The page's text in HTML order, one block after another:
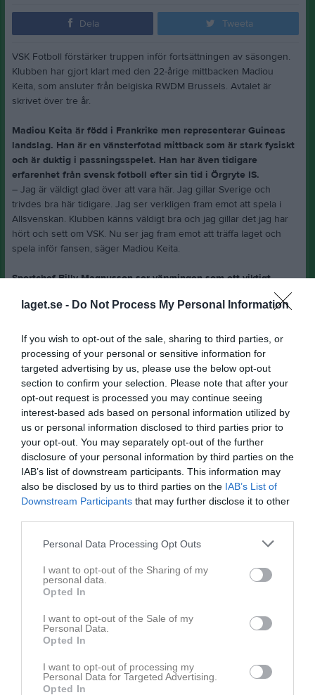
laget.se - Do Not Process My Personal Information
If you wish to opt-out of the sale, sharing to third parties, or
processing of your personal or sensitive information for
targeted advertising by us, please use the below opt-out
section to confirm your selection. Please note that after your
opt-out request is processed you may continue seeing
interest-based ads based on personal information utilized by
us or personal information disclosed to third parties prior to
your opt-out. You may separately opt-out of the further
disclosure of your personal information by third parties on the
IAB’s list of downstream participants. This information may
also be disclosed by us to third parties on the IAB’s List of
Downstream Participants that may further disclose it to other
Personal Data Processing Opt Outs
I want to opt-out of the Sharing of my
personal data.
Opted In
I want to opt-out of the Sale of my
Personal Data.
Opted In
I want to opt-out of processing my
Personal Data for Targeted Advertising.
Opted In
Dela Tweeta
VSK Fotboll förstärker truppen inför fortsättningen av säsongen.
Klubben har gjort klart med den 22-årige mittbacken Madiou
Keita, som ansluter från belgiska RWDM Brussels. Avtalet är
skrivet över tre år.
Madiou Keita är född i Frankrike men representerar Guineas
landslag. Han är en vänsterfotad mittback som är stark fysiskt
och är duktig i passningsspelet. Han har även tidigare
erfarenhet från svensk fotboll efter sin tid i Örgryte IS.
– Jag är väldigt glad över att vara här. Jag gillar Sverige och
trivdes bra här tidigare. Jag ser verkligen fram emot att spela i
Allsvenskan. Klubben känns väldigt bra och jag gillar det jag har
hört och sett om VSK. Nu ser jag fram emot att träffa laget och
spela inför fansen, säger Madiou Keita.
Sportchef Billy Magnusson ser värvningen som ett viktigt
– Vi är väldigt glada över att få in Madiou till VSK. Det är en
Han gjorde det bra i Örgryte, där många fick upp ögonen för
honom. Vi har haft kontakt med honom sedan i vintras, men då
fanns inte möjligheten att få loss honom. Nu när chansen dök upp
är vi väldigt nöjda över att kunna genomföra den här värvningen,
säger Billy Magnusson.
Madiou ansluter till truppen inom kort och är tillgänglig för spel
när transferfönstret öppnar.
Alvin Teppans
Kommentera